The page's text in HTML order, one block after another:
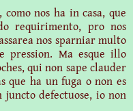
nos ha in casa, que
requirimento, pro nos
nos sparniar multo
pression. Ma esque illo
qui non sape clauder
que ha un fuga o non es
juncto defectuose, io non